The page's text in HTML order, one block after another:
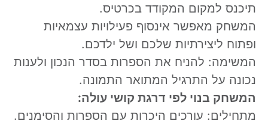
תיכנס למקום המקודד בכרטיס.
המשחק מאפשר אינסוף פעילויות עצמאיות
ופתוח ליצירתיות שלכם ושל ילדכם.
המשימה: להניח את הספרות בסדר הנכון ולענות
נכונה על התרגיל המתואר התמונה.
המשחק בנוי לפי דרגת קושי עולה:
מתחילים: עורכים היכרות עם הספרות והסימנים.